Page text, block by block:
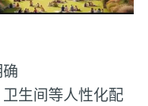
生间等人性化配